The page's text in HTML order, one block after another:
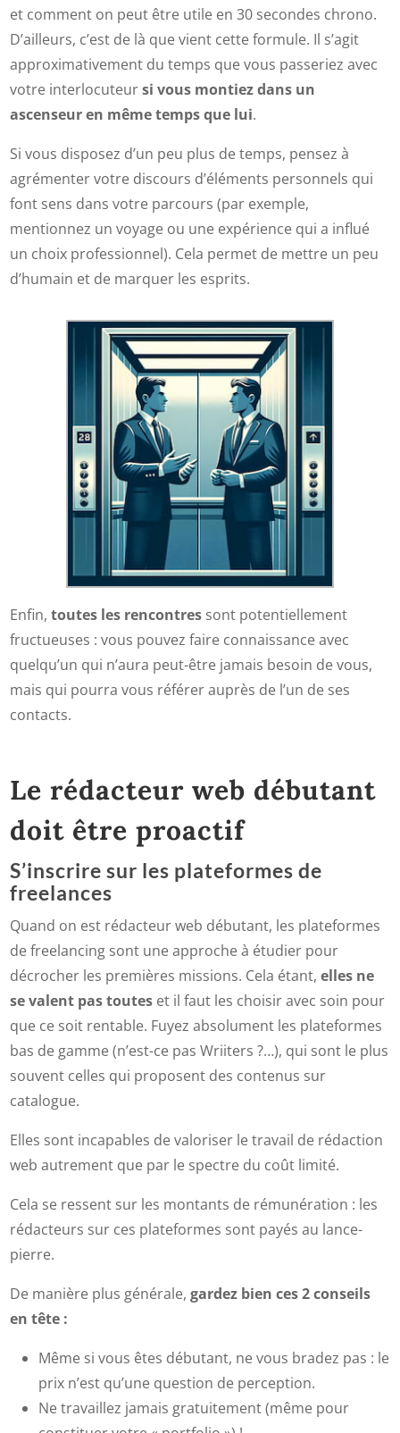
et comment on peut être utile en 30 secondes chrono.
D’ailleurs, c’est de là que vient cette formule. Il s’agit
approximativement du temps que vous passeriez avec
votre interlocuteursi vous montiez dans un
ascenseur en même temps que lui.
Si vous disposez d’un peu plus de temps, pensez à
agrémenter votre discours d’éléments personnels qui
font sens dans votre parcours (par exemple,
mentionnez un voyage ou une expérience qui a influé
un choix professionnel). Cela permet de mettre un peu
d’humain et de marquer les esprits.
Enfin,toutes les rencontres sont potentiellement
fructueuses : vous pouvez faire connaissance avec
quelqu’un qui n’aura peut-être jamais besoin de vous,
mais qui pourra vous référer auprès de l’un de ses
contacts.
Le rédacteur web débutant
doit être proactif
S’inscrire sur les plateformes de
freelances
Quand on est rédacteur web débutant, les plateformes
de freelancing sont une approche à étudier pour
décrocher les premières missions. Cela étant,elles ne
se valent pas toutes et il faut les choisir avec soin pour
que ce soit rentable. Fuyez absolument les plateformes
bas de gamme (n’est-ce pas Wriiters ?…), qui sont le plus
souvent celles qui proposent des contenus sur
catalogue.
Elles sont incapables de valoriser le travail de rédaction
web autrement que par le spectre du coût limité.
Cela se ressent sur les montants de rémunération : les
rédacteurs sur ces plateformes sont payés au lance-
pierre.
De manière plus générale,gardez bien ces 2 conseils
en tête :
Même si vous êtes débutant, ne vous bradez pas : le
prix n’est qu’une question de perception.
Ne travaillez jamais gratuitement (même pour